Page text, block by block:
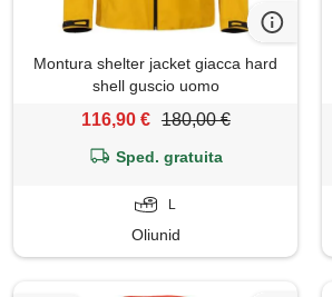
Montura shelter jacket giacca hard
shell guscio uomo
116,90 € 180,00 €
Sped. gratuita
L
Oliunid